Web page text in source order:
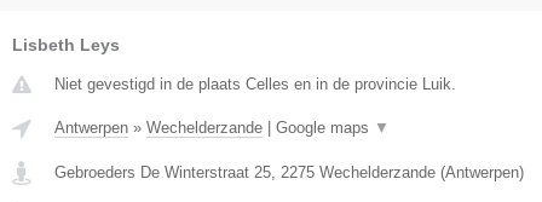
Lisbeth Leys
Niet gevestigd in de plaats Celles en in de provincie Luik.
Antwerpen » Wechelderzande Google maps ▼
Gebroeders De Winterstraat 25, 2275 Wechelderzande (Antwerpen)